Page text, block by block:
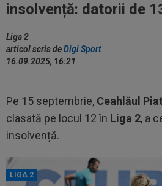
insolvență: datorii de
Liga 2
articol scris deDigi Sport
16.09.2025, 16:21
Pe 15 septembrie, Ceahlăul
clasată pe locul 12în Liga 2, a
insolvență.
LIGA 2